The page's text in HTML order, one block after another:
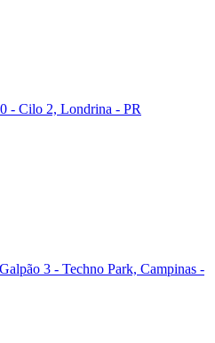
- Cilo 2, Londrina - PR
3 - Techno Park, Campinas -